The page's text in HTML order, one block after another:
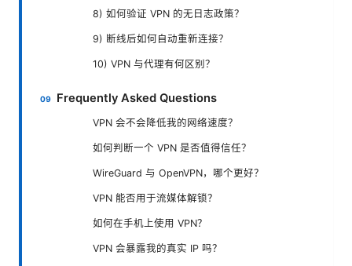
8) 如何验证 VPN 的无日志政策？
9) 断线后如何自动重新连接？
10) VPN 与代理有何区别？
Frequently Asked Questions
VPN 会不会降低我的网络速度？
如何判断一个 VPN 是否值得信任？
WireGuard 与 OpenVPN，哪个更好？
VPN 能否用于流媒体解锁？
如何在手机上使用 VPN？
VPN 会暴露我的真实 IP 吗？